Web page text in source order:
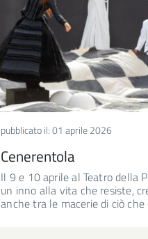
pubblicato il:01 aprile 2026
Cenerentola
Il 9 e 10 aprile al Teatro della
un inno alla vita che resiste,
anche tra le macerie di ciò che